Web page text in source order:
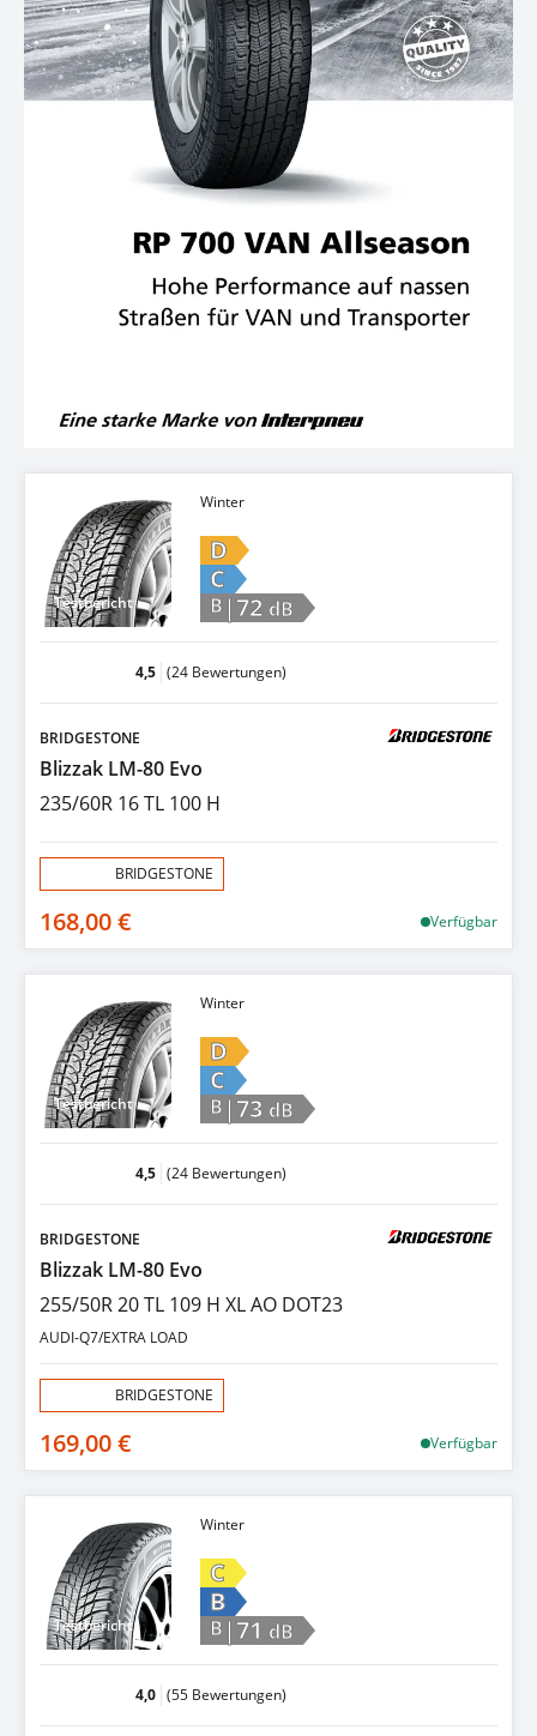
Testbericht
Winter
D
C
B |72 dB
4,5 (24 Bewertungen)
BRIDGESTONE
Blizzak LM-80 Evo
235/60R 16 TL 100 H
BRIDGESTONE
168,00 € Verfügbar
Testbericht
Winter
D
C
B |73 dB
4,5 (24 Bewertungen)
BRIDGESTONE
Blizzak LM-80 Evo
255/50R 20 TL 109 H XL AO DOT23
AUDI-Q7/EXTRA LOAD
BRIDGESTONE
169,00 € Verfügbar
Testbericht
Winter
C
B
B |71 dB
4,0 (55 Bewertungen)